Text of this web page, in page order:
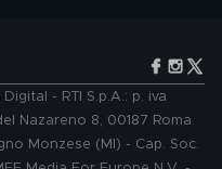
- RTI S.p.A.: p. iva
Nazareno 8, 00187 Roma.
Monzese (MI) - Cap. Soc.